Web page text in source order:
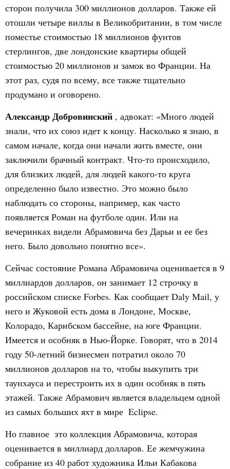
сторон получила 300 миллионов долларов. Также ей
отошли четыре виллы в Великобритании, в том числе
поместье стоимостью 18 миллионов фунтов
стерлингов, две лондонские квартиры общей
стоимостью 20 миллионов и замок во Франции. На
этот раз, судя по всему, все также тщательно
продумано и оговорено.
Александр Добровинский , адвокат: «Много людей
знали, что их союз идет к концу. Насколько я знаю, в
самом начале, когда они начали жить вместе, они
заключили брачный контракт. Что-то происходило,
для близких людей, для людей какого-то круга
определенно было известно. Это можно было
наблюдать со стороны, например, как часто
появляется Роман на футболе один. Или на
вечеринках видели Абрамовича без Дарьи и ее без
него. Было довольно понятно все».
Сейчас состояние Романа Абрамовича оценивается в 9
миллиардов долларов, он занимает 12 строчку в
российском списке Forbes. Как сообщает Daly Mail, у
него и Жуковой есть дома в Лондоне, Москве,
Колорадо, Карибском бассейне, на юге Франции.
Имеется и особняк в Нью-Йорке. Говорят, что в 2014
году 50-летний бизнесмен потратил около 70
миллионов долларов на то, чтобы выкупить три
таунхауса и перестроить их в один особняк в пять
этажей. Также Абрамович является владельцем одной
из самых больших яхт в мире  Eclipse.
Но главное  это коллекция Абрамовича, которая
оценивается в миллиард долларов. Ее жемчужина 
собрание из 40 работ художника Ильи Кабакова